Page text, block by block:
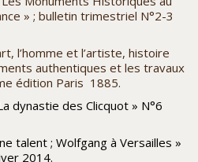
» ; bulletin trimestriel N°2-3
l’homme et l’artiste, histoire
authentiques et les travaux
édition Paris 1885.
dynastie des Clicquot » N°6
talent ; Wolfgang à Versailles »
2014.